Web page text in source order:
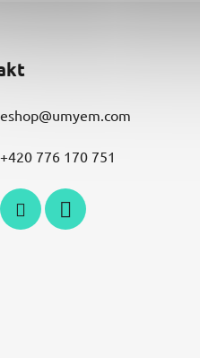
eshop@umyem.com
+420 776 170 751